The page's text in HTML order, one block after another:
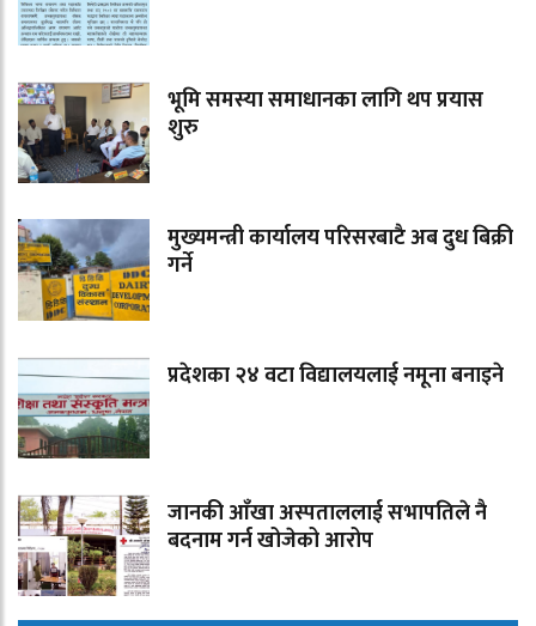
भूमि समस्या समाधानका लागि थप प्रयास
शुरु
मुख्यमन्त्री कार्यालय परिसरबाटै अब दुध बिक्री
गर्ने
प्रदेशका २४ वटा विद्यालयलाई नमूना बनाइने
जानकी आँखा अस्पताललाई सभापतिले नै
बदनाम गर्न खोजेको आरोप